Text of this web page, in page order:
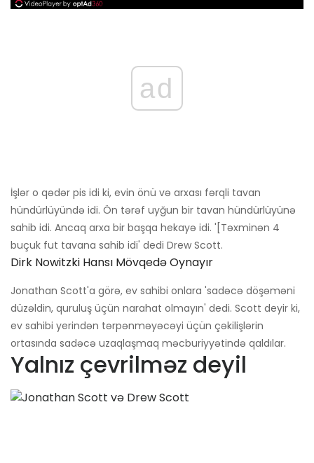
ad
İşlər o qədər pis idi ki, evin önü və arxası fərqli tavan
hündürlüyündə idi. Ön tərəf uyğun bir tavan hündürlüyünə
sahib idi. Ancaq arxa bir başqa hekayə idi. '[Təxminən 4
buçuk fut tavana sahib idi' dedi Drew Scott.
Dirk Nowitzki Hansı Mövqedə Oynayır
Jonathan Scott'a görə, ev sahibi onlara 'sadəcə döşəməni
düzəldin, quruluş üçün narahat olmayın' dedi. Scott deyir ki,
ev sahibi yerindən tərpənməyəcəyi üçün çəkilişlərin
ortasında sadəcə uzaqlaşmaq məcburiyyətində qaldılar.
Yalnız çevrilməz deyil